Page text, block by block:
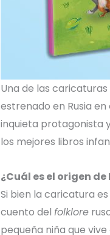
Una de las
estrenado en Rusia
inquieta protagonista
los mejores libros
¿Cuál es el origen de
Si bien la caricatura
cuento del folklore
pequeña niña que